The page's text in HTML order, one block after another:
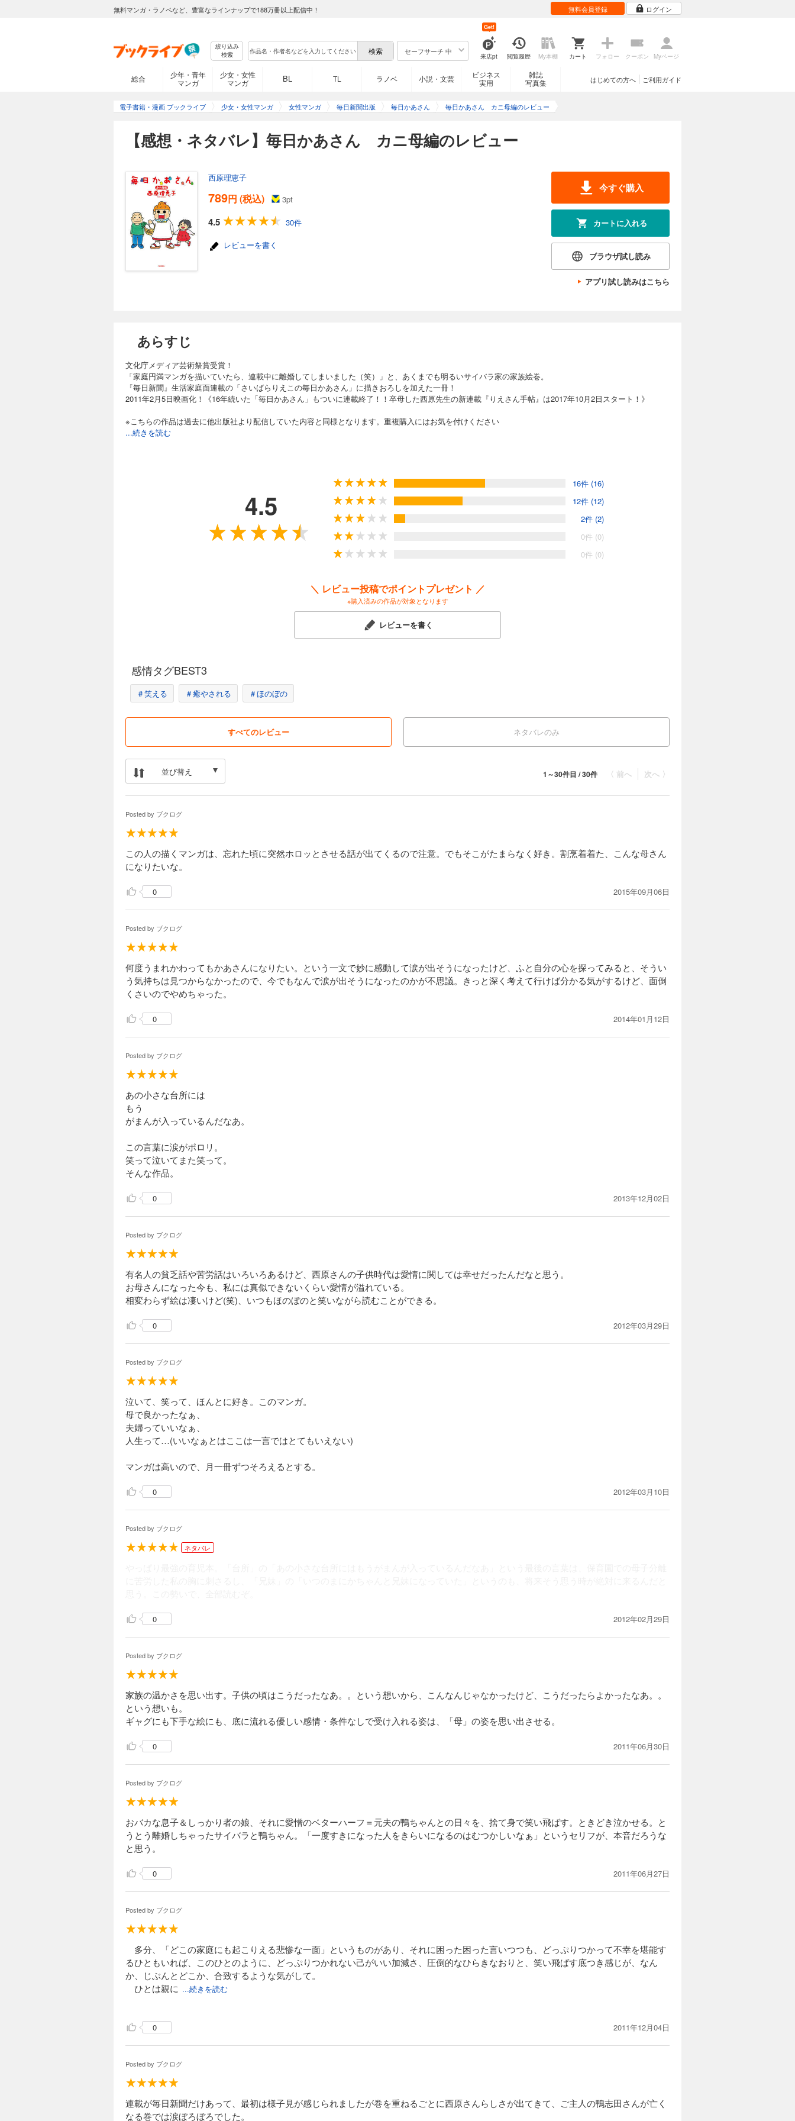
無料マンガ・ラノベなど、豊富なラインナップで188万冊以上配信中！ 無料会員登録 ログイン
絞り込み
検索
セーフサーチ 中
来店pt
Get!
閲覧履歴 My本棚 カート フォロー クーポン Myページ
総合
少年・青年
マンガ
少女・女性
マンガ
BL TL ラノベ 小説・文芸
ビジネス
実用
雑誌
写真集
ご利用ガイド
はじめての方へ
電子書籍・漫画 ブックライブ 少女・女性マンガ 女性マンガ 毎日新聞出版 毎日かあさん 毎日かあさん カニ母編のレビュー
【感想・ネタバレ】毎日かあさん カニ母編のレビュー
西原理恵子
789円 (税込) 3pt
4.5
30件
レビューを書く
今すぐ購入
カートに入れる
ブラウザ試し読み
アプリ試し読みはこちら
あらすじ
文化庁メディア芸術祭賞受賞！
「家庭円満マンガを描いていたら、連載中に離婚してしまいました（笑）」と、あくまでも明るいサイバラ家の家族絵巻。
『毎日新聞』生活家庭面連載の「さいばらりえこの毎日かあさん」に描きおろしを加えた一冊！
2011年2月5日映画化！《16年続いた「毎日かあさん」もついに連載終了！！卒母した西原先生の新連載『りえさん手帖』は2017年10月2日スタート！》
※こちらの作品は過去に他出版社より配信していた内容と同様となります。重複購入にはお気を付けください
...続きを読む
4.5
16件 (16)
12件 (12)
2件 (2)
0件 (0)
0件 (0)
＼ レビュー投稿でポイントプレゼント ／
※購入済みの作品が対象となります
レビューを書く
感情タグBEST3
＃笑える ＃癒やされる ＃ほのぼの
すべてのレビュー ネタバレのみ
並び替え 次へ 〉
〈 前へ
1～30件目 / 30件
Posted by ブクログ
この人の描くマンガは、忘れた頃に突然ホロッとさせる話が出てくるので注意。でもそこがたまらなく好き。割烹着着た、こんな母さん
になりたいな。
0 2015年09月06日
Posted by ブクログ
何度うまれかわってもかあさんになりたい。という一文で妙に感動して涙が出そうになったけど、ふと自分の心を探ってみると、そうい
う気持ちは見つからなかったので、今でもなんで涙が出そうになったのかが不思議。きっと深く考えて行けば分かる気がするけど、面倒
くさいのでやめちゃった。
0 2014年01月12日
Posted by ブクログ
あの小さな台所には
もう
がまんが入っているんだなあ。
この言葉に涙がポロリ。
笑って泣いてまた笑って。
そんな作品。
0 2013年12月02日
Posted by ブクログ
有名人の貧乏話や苦労話はいろいろあるけど、西原さんの子供時代は愛情に関しては幸せだったんだなと思う。
お母さんになった今も、私には真似できないくらい愛情が溢れている。
相変わらず絵は凄いけど(笑)、いつもほのぼのと笑いながら読むことができる。
0 2012年03月29日
Posted by ブクログ
泣いて、笑って、ほんとに好き。このマンガ。
母で良かったなぁ、
夫婦っていいなぁ、
人生って…(いいなぁとはここは一言ではとてもいえない)
マンガは高いので、月一冊ずつそろえるとする。
0 2012年03月10日
Posted by ブクログ
ネタバレ
0 2012年02月29日
Posted by ブクログ
家族の温かさを思い出す。子供の頃はこうだったなあ。。という想いから、こんなんじゃなかったけど、こうだったらよかったなあ。。
という想いも。
ギャグにも下手な絵にも、底に流れる優しい感情・条件なしで受け入れる姿は、「母」の姿を思い出させる。
0 2011年06月30日
Posted by ブクログ
おバカな息子＆しっかり者の娘、それに愛憎のベターハーフ＝元夫の鴨ちゃんとの日々を、捨て身で笑い飛ばす。ときどき泣かせる。と
うとう離婚しちゃったサイバラと鴨ちゃん。「一度すきになった人をきらいになるのはむつかしいなぁ」というセリフが、本音だろうな
と思う。
0 2011年06月27日
Posted by ブクログ
多分、「どこの家庭にも起こりえる悲惨な一面」というものがあり、それに困った困った言いつつも、どっぷりつかって不幸を堪能す
るひともいれば、このひとのように、どっぷりつかれない己がいい加減さ、圧倒的なひらきなおりと、笑い飛ばす底つき感じが、なん
か、じぶんとどこか、合致するような気がして。
ひとは親に ...続きを読む
しかし一方で、動物本来の本能でもって、子をいつくしみ、見守る能力がそもそも、そなわっているのもまた、にんげんである（は
ごたくはよい。ただ、笑えばよいのだ。
0 2011年12月04日
Posted by ブクログ
連載が毎日新聞だけあって、最初は様子見が感じられましたが巻を重ねるごとに西原さんらしさが出てきて、ご主人の鴨志田さんが亡く
なる巻では涙ぼろぼろでした。